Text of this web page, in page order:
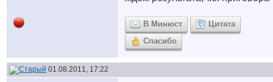
В Минюст
Цитата
Спасибо
01.08.2011, 17:22